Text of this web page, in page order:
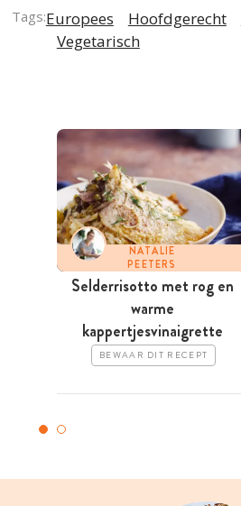
Tags:Europees Hoofdgerecht
Vegetarisch
NATALIE
PEETERS
Selderrisotto met rog en
warme
kappertjesvinaigrette
BEWAAR DIT RECEPT